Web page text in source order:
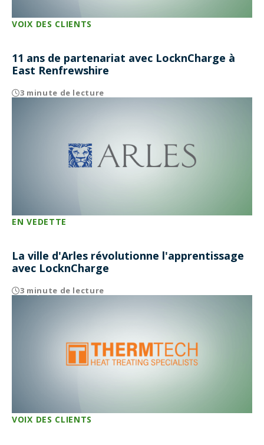
VOIX DES CLIENTS
11 ans de partenariat avec LocknCharge à
East Renfrewshire
3 minute de lecture
EN VEDETTE
La ville d'Arles révolutionne l'apprentissage
avec LocknCharge
3 minute de lecture
VOIX DES CLIENTS